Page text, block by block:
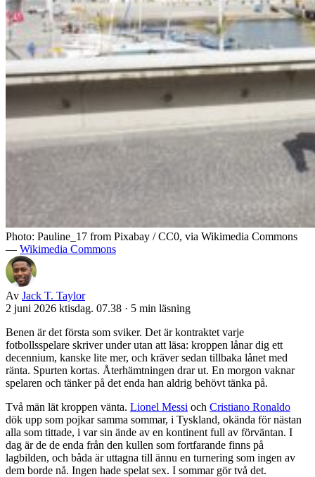
Photo: Pauline_17 from Pixabay / CC0, via Wikimedia Commons
— Wikimedia Commons
Av Jack T. Taylor
2 juni 2026 ktisdag. 07.38 · 5 min läsning
Benen är det första som sviker. Det är kontraktet varje
fotbollsspelare skriver under utan att läsa: kroppen lånar dig ett
decennium, kanske lite mer, och kräver sedan tillbaka lånet med
ränta. Spurten kortas. Återhämtningen drar ut. En morgon vaknar
spelaren och tänker på det enda han aldrig behövt tänka på.
Två män lät kroppen vänta. Lionel Messi och Cristiano Ronaldo
dök upp som pojkar samma sommar, i Tyskland, okända för nästan
alla som tittade, i var sin ände av en kontinent full av förväntan. I
dag är de de enda från den kullen som fortfarande finns på
lagbilden, och båda är uttagna till ännu en turnering som ingen av
dem borde nå. Ingen hade spelat sex. I sommar gör två det.